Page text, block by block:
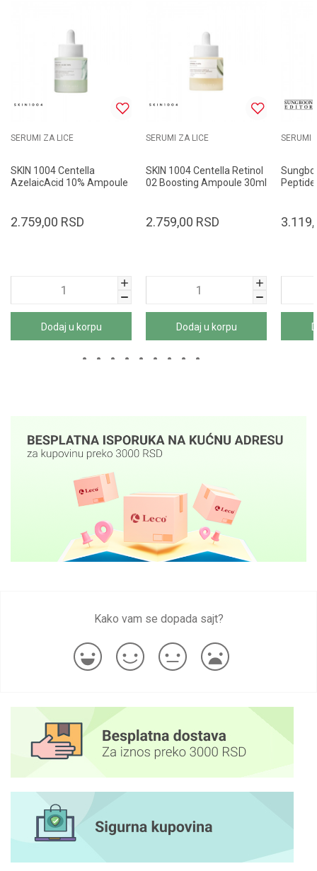
SERUMI ZA LICE
SKIN 1004 Centella
AzelaicAcid 10% Ampoule
2.759,00 RSD
Dodaj u korpu
SERUMI ZA LICE
SKIN 1004 Centella Retinol
02 Boosting Ampoule 30ml
2.759,00 RSD
Dodaj u korpu
SERUMI
Kako vam se dopada sajt?